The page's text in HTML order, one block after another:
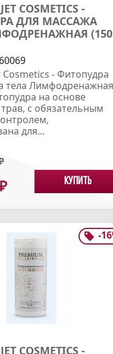
COSMETICS -
ДЛЯ МАССАЖА
(150
Cosmetics - Фитопудра
тела Лимфодренажная
на основе
с обязательным
для...
Купить
-16
COSMETICS -